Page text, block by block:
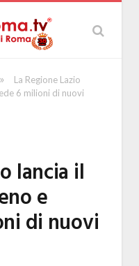
»
La Regione Lazio
6 milioni di nuovi
lancia il
e
di nuovi